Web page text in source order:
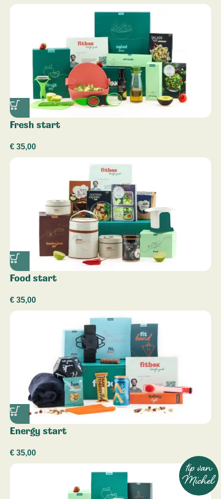
Fresh start
€ 35,00
Food start
€ 35,00
Energy start
€ 35,00
tip van
Michel